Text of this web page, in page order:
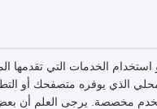
الخدمات التي تقدمها
الذي يوفره متصفحك أو
مخصصة. يرجى العلم أن بعض